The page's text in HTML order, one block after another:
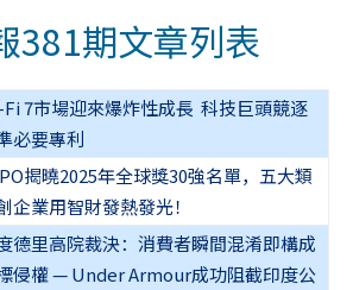
381期文章列表
7市場迎來爆炸性成長 科技巨頭競逐
必要專利
揭曉2025年全球獎30強名單，五大類
企業用智財發熱發光！
德里高院裁決：消費者瞬間混淆即構成
侵權 — Under Armour成功阻截印度公